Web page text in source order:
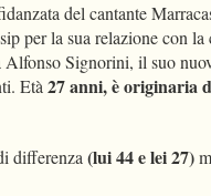
del cantante
per la sua relazione con
Signorini, il suo
Età27 anni, è originaria
differenza(lui 44 e lei 27)